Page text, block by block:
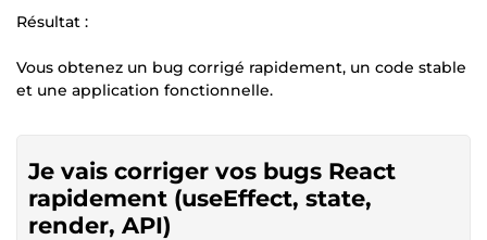
Résultat :
Vous obtenez un bug corrigé rapidement, un code stable
et une application fonctionnelle.
Je vais corriger vos bugs React
rapidement (useEffect, state,
render, API)